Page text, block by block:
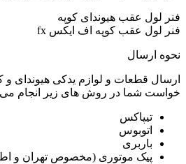
فنر لول عقب هیوندای کوپه
فنر لول عقب کوپه اف ایکس fx
نحوه ارسال
ارسال قطعات و لوازم یدکی هیوندای و
خواست شما در روش های زیر انجام
تیپاکس
اتوبوس
باربری
پیک موتوری (مخصوص تهران و